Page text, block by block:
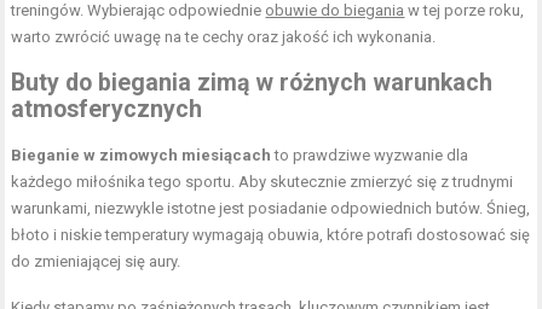
treningów. Wybierając odpowiednie obuwie do biegania w tej porze roku,
warto zwrócić uwagę na te cechy oraz jakość ich wykonania.
Buty do biegania zimą w różnych warunkach
atmosferycznych
Bieganie w zimowych miesiącach to prawdziwe wyzwanie dla
każdego miłośnika tego sportu. Aby skutecznie zmierzyć się z trudnymi
warunkami, niezwykle istotne jest posiadanie odpowiednich butów. Śnieg,
błoto i niskie temperatury wymagają obuwia, które potrafi dostosować się
do zmieniającej się aury.